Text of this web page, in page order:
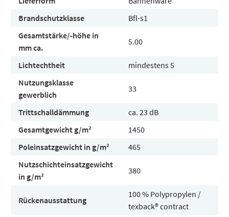
Brandschutzklasse
Bfl-s1
Gesamtstärke/-höhe in
mm ca.
5.00
Lichtechtheit
mindestens 5
Nutzungsklasse
gewerblich
33
Trittschalldämmung
ca. 23 dB
Gesamtgewicht g/m²
1450
Poleinsatzgewicht in g/m²
465
Nutzschichteinsatzgewicht
in g/m²
380
Rückenausstattung
100 % Polypropylen /
texback® contract